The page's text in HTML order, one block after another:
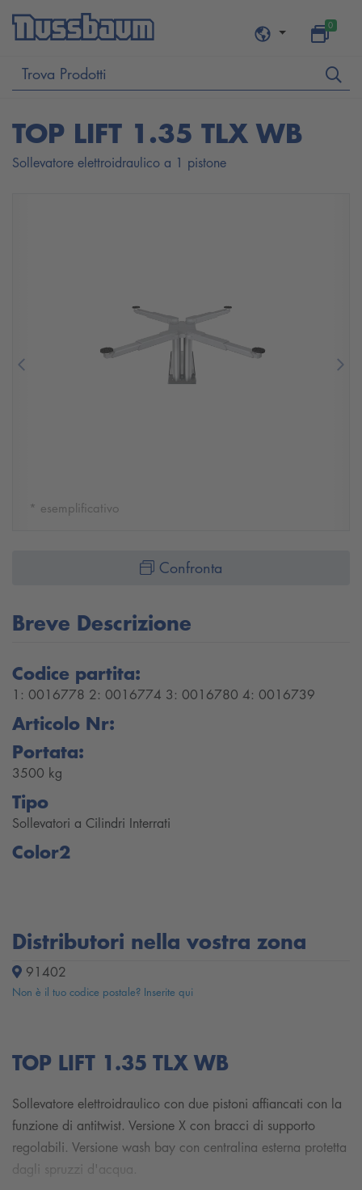
0
TOP LIFT 1.35 TLX WB
Sollevatore elettroidraulico a 1 pistone
Previous
* esemplificativo
Confronta
Breve Descrizione
Codice partita:
1: 0016778 2: 0016774 3: 0016780 4: 0016739
Articolo Nr:
Portata:
3500 kg
Tipo
Sollevatori a Cilindri Interrati
Color2
Distributori nella vostra zona
91402
Non è il tuo codice postale? Inserite qui
TOP LIFT 1.35 TLX WB
Sollevatore elettroidraulico con due pistoni affiancati con la
funzione di antitwist. Versione X con bracci di supporto
regolabili. Versione wash bay con centralina esterna protetta
dagli spruzzi d'acqua.